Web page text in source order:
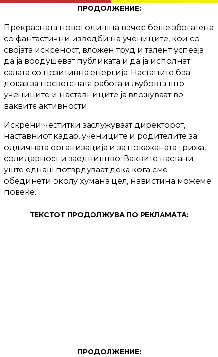
ПРОДОЛЖЕНИЕ:
Прекрасната новогодишна вечер беше збогатена
со фантастични изведби на учениците, кои со
својата искреност, вложен труд и талент успеаја
да ја воодушеват публиката и да ја исполнат
салата со позитивна енергија. Настапите беа
доказ за посветената работа и љубовта што
учениците и наставниците ја вложуваат во
ваквите активности.
Искрени честитки заслужуваат директорот,
наставниот кадар, учениците и родителите за
одличната организација и за покажаната грижа,
солидарност и заедништво. Ваквите настани
уште еднаш потврдуваат дека кога сме
обединети околу хумана цел, навистина можеме
повеќе.
ТЕКСТОТ ПРОДОЛЖУВА ПО РЕКЛАМАТА:
ПРОДОЛЖЕНИЕ: